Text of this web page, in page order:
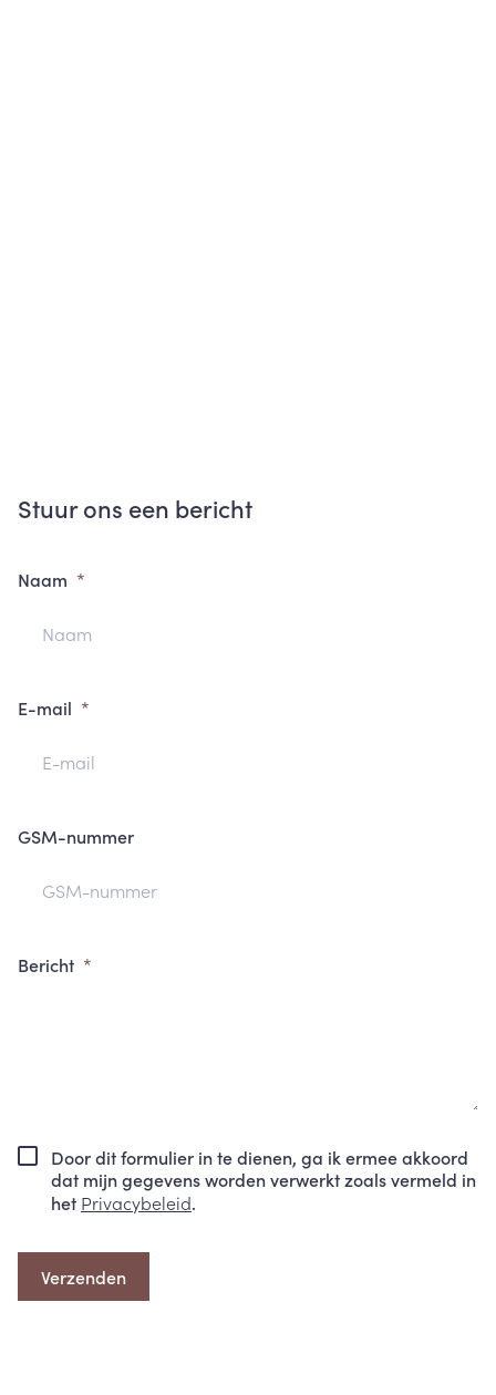
Stuur ons een bericht
Naam
E-mail
GSM-nummer
Bericht
Door dit formulier in te dienen, ga ik ermee akkoord
dat mijn gegevens worden verwerkt zoals vermeld in
het Privacybeleid.
Verzenden